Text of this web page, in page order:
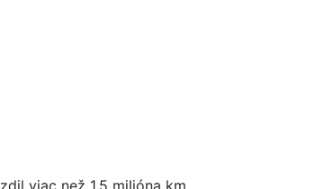
viac než 1,5 milióna km,